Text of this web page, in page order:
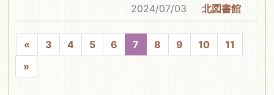
2024/07/03 北図書館
« 3 4 5 6 7 8 9 10
11
»